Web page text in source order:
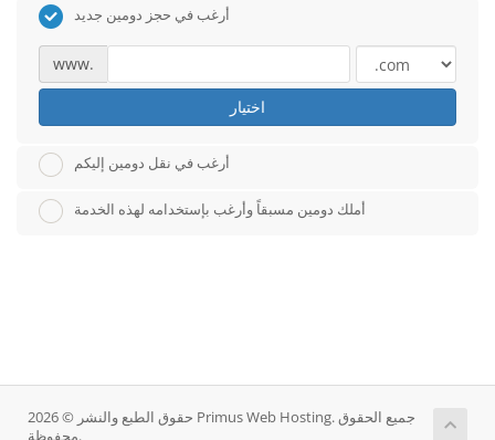
أرغب في حجز دومين جديد
www.
اختيار
أرغب في نقل دومين إليكم
أملك دومين مسبقاً وأرغب بإستخدامه لهذه الخدمة
حقوق الطبع والنشر © 2026 Primus Web Hosting. جميع الحقوق
محفوظة.